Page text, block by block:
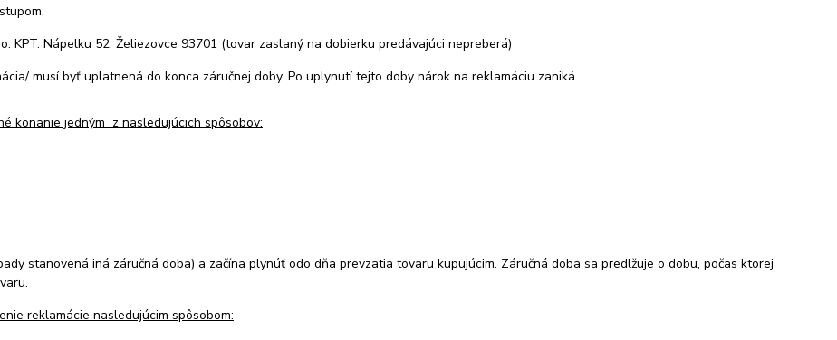
KPT. Nápelku 52, Želiezovce 93701 (tovar zaslaný na dobierku predávajúci nepreberá)
musí byť uplatnená do konca záručnej doby. Po uplynutí tejto doby nárok na reklamáciu zaniká.
konanie jedným z nasledujúcich spôsobov:
stanovená iná záručná doba) a začína plynúť odo dňa prevzatia tovaru kupujúcim. Záručná doba sa predlžuje o dobu, počas ktorej
reklamácie nasledujúcim spôsobom: